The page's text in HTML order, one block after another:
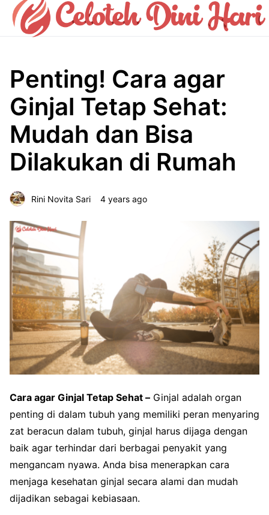
Penting! Cara agar
Ginjal Tetap Sehat:
Mudah dan Bisa
Dilakukan di Rumah
Rini Novita Sari 4 years ago
Cara agar Ginjal Tetap Sehat – Ginjal adalah organ
penting di dalam tubuh yang memiliki peran menyaring
zat beracun dalam tubuh, ginjal harus dijaga dengan
baik agar terhindar dari berbagai penyakit yang
mengancam nyawa. Anda bisa menerapkan cara
menjaga kesehatan ginjal secara alami dan mudah
dijadikan sebagai kebiasaan.